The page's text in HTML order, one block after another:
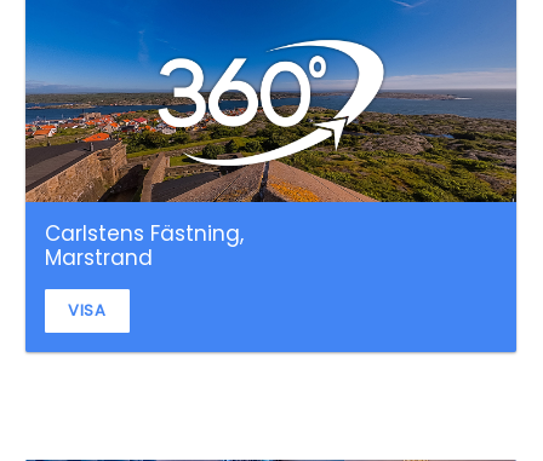
Carlstens Fästning,
Marstrand
VISA